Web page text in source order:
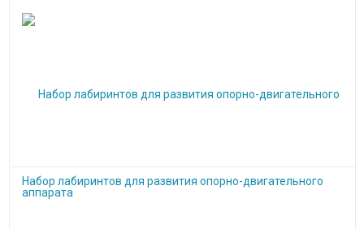
Набор лабиринтов для развития опорно-двигательного
аппарата